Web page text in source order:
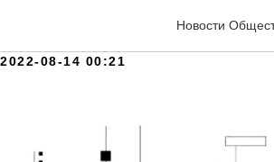
Новости
С Днём
2022-08-14 00:21